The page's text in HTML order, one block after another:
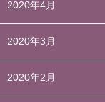
2020年4月
2020年3月
2020年2月